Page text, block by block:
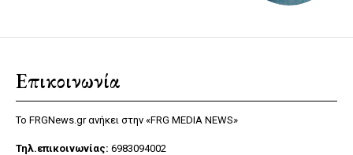
Επικοινωνία
Το FRGNews.gr ανήκει στην «FRG MEDIA NEWS»
Τηλ.επικοινωνίας: 6983094002